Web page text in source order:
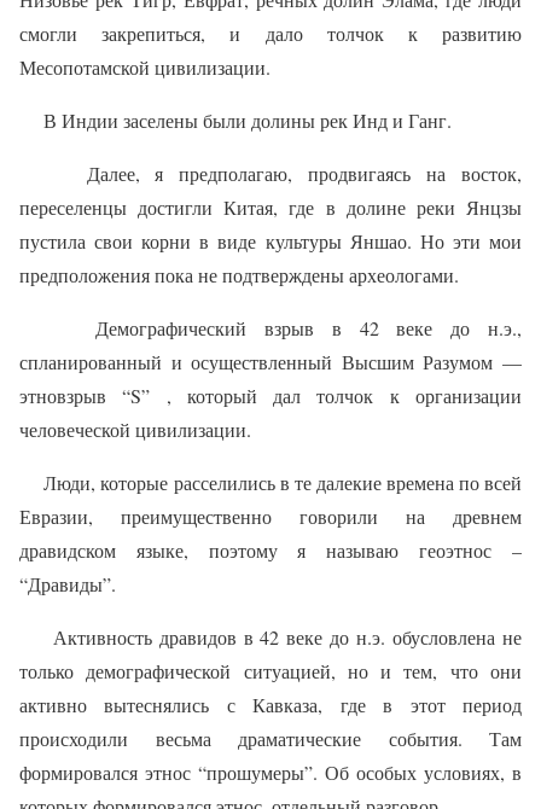
смогли закрепиться, и дало толчок к развитию
Месопотамской цивилизации.
В Индии заселены были долины рек Инд и Ганг.
Далее, я предполагаю, продвигаясь на восток,
переселенцы достигли Китая, где в долине реки Янцзы
пустила свои корни в виде культуры Яншао. Но эти мои
предположения пока не подтверждены археологами.
Демографический взрыв в 42 веке до н.э.,
спланированный и осуществленный Высшим Разумом —
этновзрыв “S” , который дал толчок к организации
человеческой цивилизации.
Люди, которые расселились в те далекие времена по всей
Евразии, преимущественно говорили на древнем
дравидском языке, поэтому я называю геоэтнос –
“Дравиды”.
Активность дравидов в 42 веке до н.э. обусловлена не
только демографической ситуацией, но и тем, что они
активно вытеснялись с Кавказа, где в этот период
происходили весьма драматические события. Там
формировался этнос “прошумеры”. Об особых условиях, в